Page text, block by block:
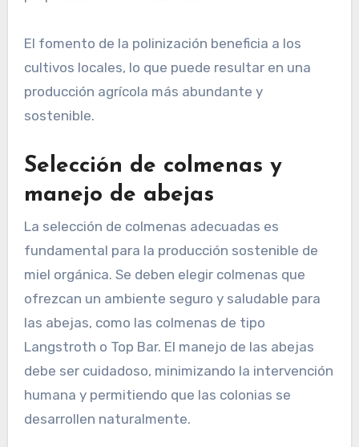
cantidad de flores disponibles, sino que también
mejora la calidad de la miel al diversificar las
fuentes de néctar. Un entorno rico en flora
contribuye a una miel más sabrosa y con
El fomento de la polinización beneficia a los
cultivos locales, lo que puede resultar en una
producción agrícola más abundante y
sostenible.
Selección de colmenas y
manejo de abejas
La selección de colmenas adecuadas es
fundamental para la producción sostenible de
miel orgánica. Se deben elegir colmenas que